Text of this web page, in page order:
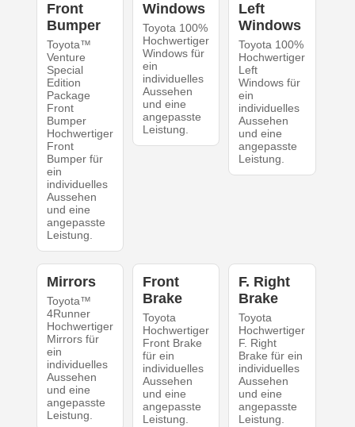
Front
Bumper
Toyota™
Venture
Special
Edition
Package
Front
Bumper
Hochwertiger
Front
Bumper für
ein
individuelles
Aussehen
und eine
angepasste
Leistung.
Windows
Toyota 100%
Hochwertiger
Windows für
ein
individuelles
Aussehen
und eine
angepasste
Leistung.
Left
Windows
Toyota 100%
Hochwertiger
Left
Windows für
ein
individuelles
Aussehen
und eine
angepasste
Leistung.
Mirrors
Toyota™
4Runner
Hochwertiger
Mirrors für
ein
individuelles
Aussehen
und eine
angepasste
Leistung.
Front
Brake
Toyota
Hochwertiger
Front Brake
für ein
individuelles
Aussehen
und eine
angepasste
Leistung.
F. Right
Brake
Toyota
Hochwertiger
F. Right
Brake für ein
individuelles
Aussehen
und eine
angepasste
Leistung.